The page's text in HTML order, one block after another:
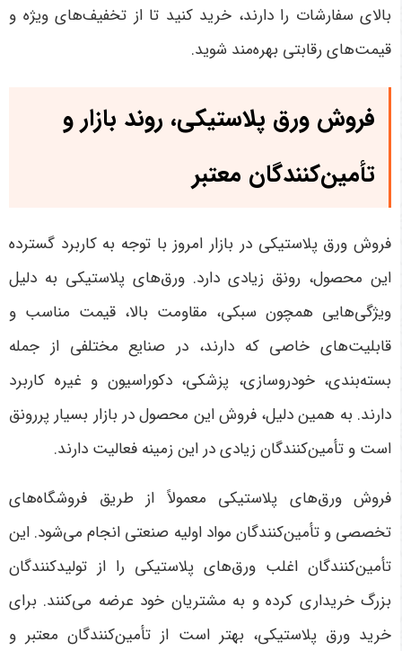
بالای سفارشات را دارند، خرید کنید تا از تخفیف‌های ویژه و
قیمت‌های رقابتی بهره‌مند شوید.
فروش ورق پلاستیکی، روند بازار و
تأمین‌کنندگان معتبر
فروش ورق پلاستیکی در بازار امروز با توجه به کاربرد گسترده
این محصول، رونق زیادی دارد. ورق‌های پلاستیکی به دلیل
ویژگی‌هایی همچون سبکی، مقاومت بالا، قیمت مناسب و
قابلیت‌های خاصی که دارند، در صنایع مختلفی از جمله
بسته‌بندی، خودروسازی، پزشکی، دکوراسیون و غیره کاربرد
دارند. به همین دلیل، فروش این محصول در بازار بسیار پررونق
است و تأمین‌کنندگان زیادی در این زمینه فعالیت دارند.
فروش ورق‌های پلاستیکی معمولاً از طریق فروشگاه‌های
تخصصی و تأمین‌کنندگان مواد اولیه صنعتی انجام می‌شود. این
تأمین‌کنندگان اغلب ورق‌های پلاستیکی را از تولیدکنندگان
بزرگ خریداری کرده و به مشتریان خود عرضه می‌کنند. برای
خرید ورق پلاستیکی، بهتر است از تأمین‌کنندگان معتبر و